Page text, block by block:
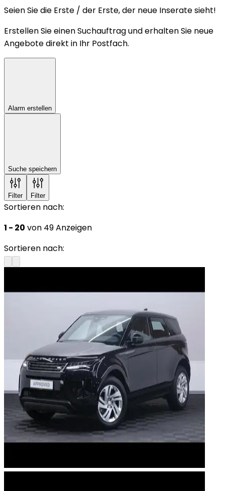
Seien Sie die Erste / der Erste, der neue Inserate sieht!
Erstellen Sie einen Suchauftrag und erhalten Sie neue
Angebote direkt in Ihr Postfach.
Alarm erstellen
Suche speichern
Filter Filter
Sortieren nach:
1 - 20 von 49 Anzeigen
Sortieren nach: